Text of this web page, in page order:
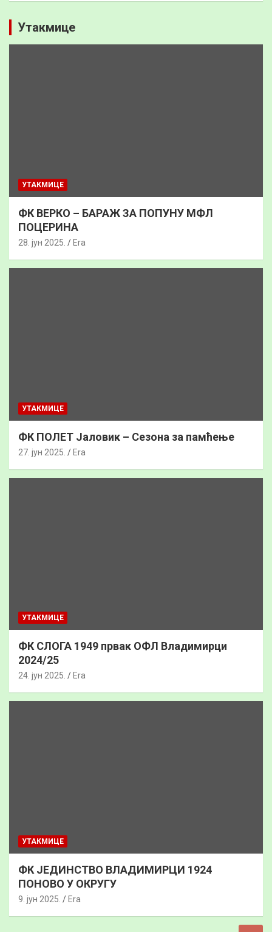
Утакмице
УТАКМИЦЕ
ФК ВЕРКО – БАРАЖ ЗА ПОПУНУ МФЛ
ПОЦЕРИНА
28. јун 2025. Era
УТАКМИЦЕ
ФК ПОЛЕТ Јаловик – Сезона за памћење
27. јун 2025. Era
УТАКМИЦЕ
ФК СЛОГА 1949 првак ОФЛ Владимирци
2024/25
24. јун 2025. Era
УТАКМИЦЕ
ФК ЈЕДИНСТВО ВЛАДИМИРЦИ 1924
ПОНОВО У ОКРУГУ
9. јун 2025. Era